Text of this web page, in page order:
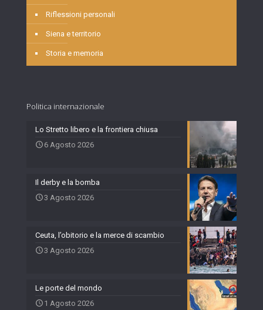
Riflessioni personali
Siena e territorio
Storia e memoria
Politica internazionale
Lo Stretto libero e la frontiera chiusa
6 Agosto 2026
Il derby e la bomba
3 Agosto 2026
Ceuta, l’obitorio e la merce di scambio
3 Agosto 2026
Le porte del mondo
1 Agosto 2026